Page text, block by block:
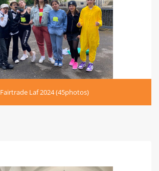
Fairtrade Laf 2024 (45photos)